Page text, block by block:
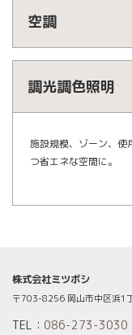
空調
調光調色照明
施設規模、ゾーン、使
つ省エネな空間に。
株式会社ミツボシ
〒703-8256 岡山市中区浜1
TEL： 086-273-3030